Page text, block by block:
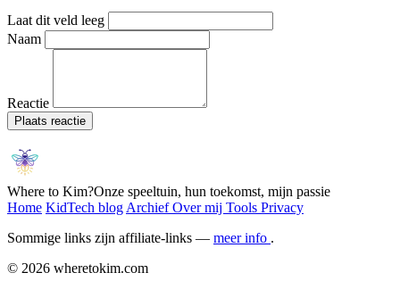
Laat dit veld leeg
Naam
Reactie
Plaats reactie
Where to Kim?Onze speeltuin, hun toekomst, mijn passie
Home KidTech blogArchiefOver mij Tools Privacy
Sommige links zijn affiliate-links — meer info .
© 2026 wheretokim.com